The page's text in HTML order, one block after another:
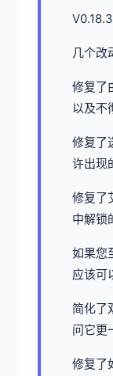
V0.18.3
几个改
修复了
以及不
修复了
许出现
修复了
中解锁
如果您
应该可
简化了
问它更
修复了